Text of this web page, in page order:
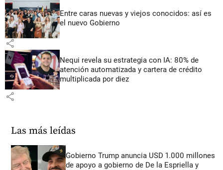
Entre caras nuevas y viejos conocidos: así es
el nuevo Gobierno
share
Nequi revela su estrategia con IA: 80% de
atención automatizada y cartera de crédito
multiplicada por diez
share
Las más leídas
Gobierno Trump anuncia USD 1.000 millones
de apoyo a gobierno de De la Espriella y